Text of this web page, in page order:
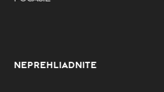
NEPREHLIADNITE